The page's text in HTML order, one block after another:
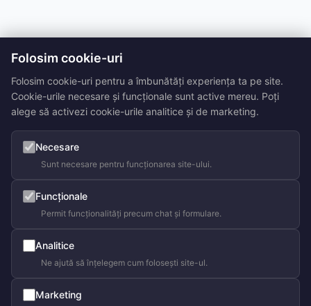
Folosim cookie-uri
Folosim cookie-uri pentru a îmbunătăți experiența ta pe site.
Cookie-urile necesare și funcționale sunt active mereu. Poți
alege să activezi cookie-urile analitice și de marketing.
Necesare
Sunt necesare pentru funcționarea site-ului.
Funcționale
Permit funcționalități precum chat și formulare.
Analitice
Ne ajută să înțelegem cum folosești site-ul.
Marketing